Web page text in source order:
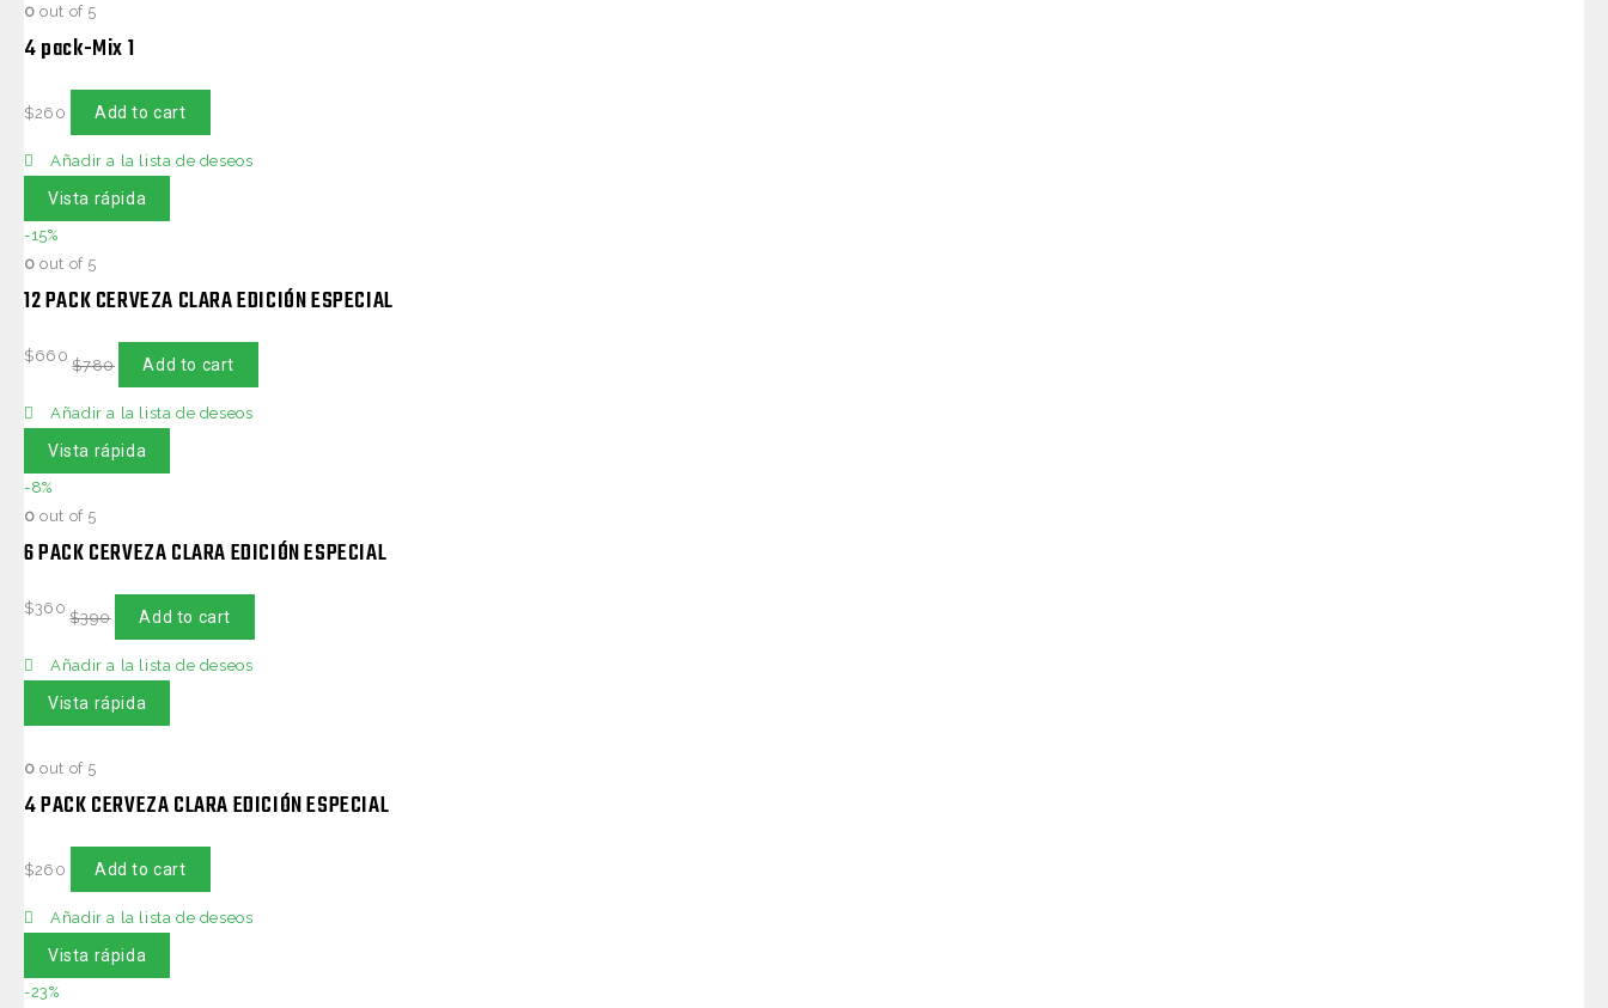
0 out of 5
4 pack-Mix 1
$260 Add to cart
Añadir a la lista de deseos
Vista rápida
-15%
0 out of 5
12 PACK CERVEZA CLARA EDICIÓN ESPECIAL
$780
$660 Add to cart
Añadir a la lista de deseos
Vista rápida
-8%
0 out of 5
6 PACK CERVEZA CLARA EDICIÓN ESPECIAL
$390
$360 Add to cart
Añadir a la lista de deseos
Vista rápida
0 out of 5
4 PACK CERVEZA CLARA EDICIÓN ESPECIAL
$260 Add to cart
Añadir a la lista de deseos
Vista rápida
-23%